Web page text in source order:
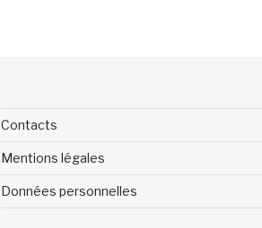
Contacts
Mentions légales
Données personnelles